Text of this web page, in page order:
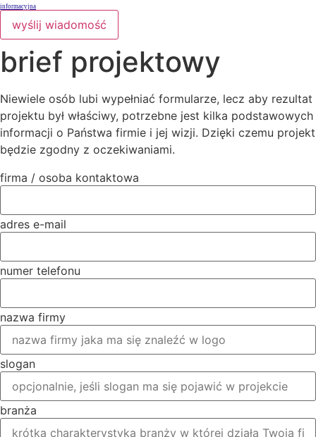
informacyjna
wyślij wiadomość
brief projektowy
Niewiele osób lubi wypełniać formularze, lecz aby rezultat
projektu był właściwy, potrzebne jest kilka podstawowych
informacji o Państwa firmie i jej wizji. Dzięki czemu projekt
będzie zgodny z oczekiwaniami.
firma / osoba kontaktowa
adres e-mail
numer telefonu
nazwa firmy
slogan
branża